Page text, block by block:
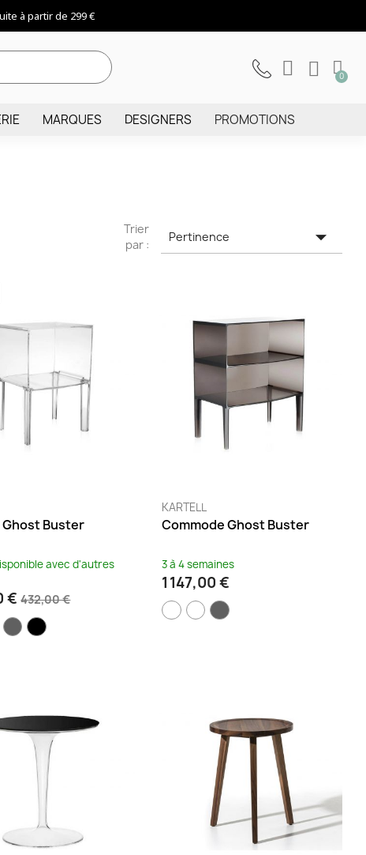
à partir de 299 €
MARQUES DESIGNERS PROMOTIONS
Trier
par :
Pertinence 
Buster
avec d'autres
€432,00 €
KARTELL
Commode Ghost Buster
3 à 4 semaines
1 147,00 €